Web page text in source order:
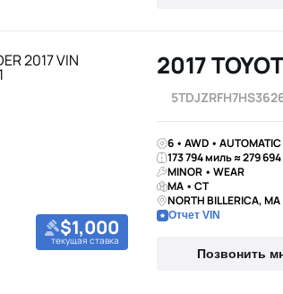
$1,000
текущая ставка
2017
6 • AWD • AUTOMATIC
173 794 миль ≈ 279
MINOR • WEAR
MA • CT
NORTH BILLERICA, MA
Отчет VIN
Позвонить